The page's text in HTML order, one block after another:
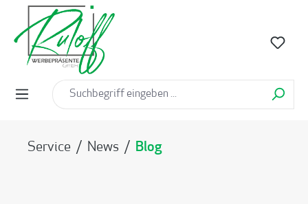
springen
Service / News / Blog